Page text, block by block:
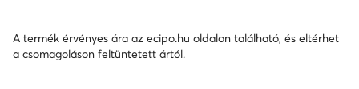
A termék érvényes ára az ecipo.hu oldalon található, és eltérhet
a csomagoláson feltüntetett ártól.